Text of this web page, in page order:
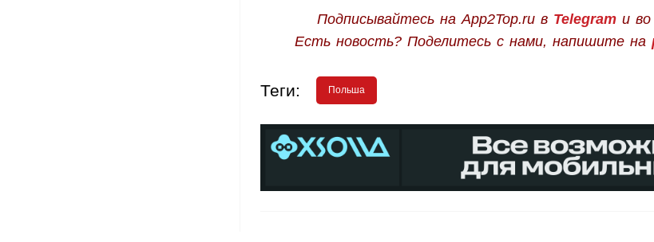
Подписывайтесь на App2Top.ru в Telegramи во
Есть новость? Поделитесь с нами, напишите на
Теги: Польша